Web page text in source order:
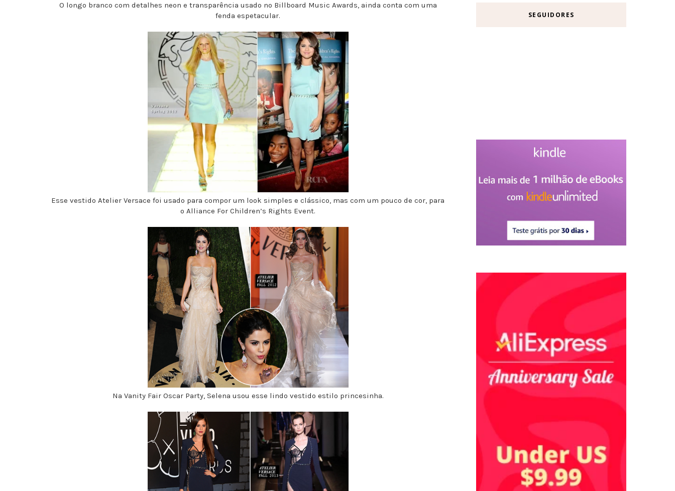
O longo branco com detalhes neon e transparência usado no Billboard Music Awards, ainda conta com uma
fenda espetacular.
Esse vestido Atelier Versace foi usado para compor um look simples e clássico, mas com um pouco de cor, para
o Alliance For Children’s Rights Event.
Na Vanity Fair Oscar Party, Selena usou esse lindo vestido estilo princesinha.
SEGUIDORES